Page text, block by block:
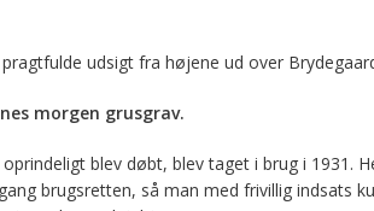
udsigt fra højene ud over
morgen grusgrav.
blev døbt, blev taget i brug i 1931.
brugsretten, så man med frivillig indsats